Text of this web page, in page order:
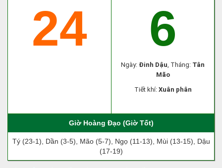
24 6
Ngày: Đinh Dậu, Tháng: Tân
Mão
Tiết khí: Xuân phân
Giờ Hoàng Đạo (Giờ Tốt)
Tý (23-1), Dần (3-5), Mão (5-7), Ngọ (11-13), Mùi (13-15), Dậu
(17-19)